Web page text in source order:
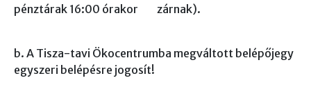
pénztárak 16:00 órakor zárnak).
b. A Tisza-tavi Ökocentrumba megváltott belépőjegy
egyszeri belépésre jogosít!